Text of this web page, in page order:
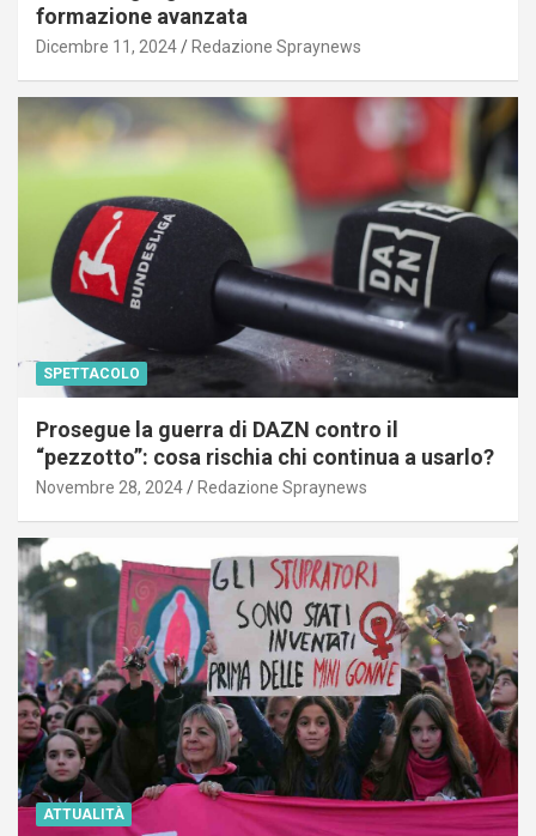
formazione avanzata
Dicembre 11, 2024 Redazione Spraynews
SPETTACOLO
Prosegue la guerra di DAZN contro il
“pezzotto”: cosa rischia chi continua a usarlo?
Novembre 28, 2024 Redazione Spraynews
ATTUALITÀ